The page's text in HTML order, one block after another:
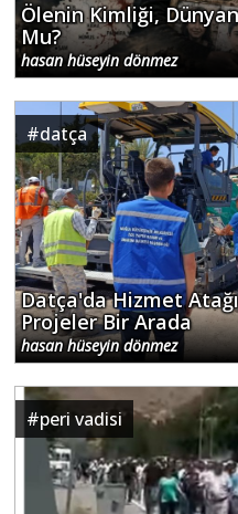
Ölenin Kimliği,
Mu?
hasan hüseyin dönmez
#datça
Datça'da Hizmet
Projeler Bir Arada
hasan hüseyin dönmez
#peri vadisi